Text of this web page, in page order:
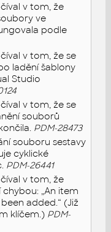
v tom, že
ve
podle
v tom, že se
ladění šablony
Studio
v tom, že se
souborů
PDM-28473
souboru sestavy
cyklické
PDM-26441
v tom, že
„An item
added.“ (Již
klíčem.) PDM-